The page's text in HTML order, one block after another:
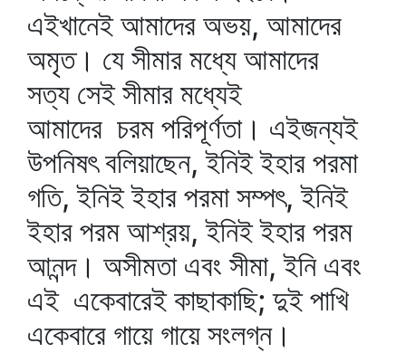
এইখানেই আমাদের অভয়, আমাদের
অমৃত। যে সীমার মধ্যে আমাদের
সত্য সেই সীমার মধ্যেই
আমাদের চরম পরিপূর্ণতা। এইজন্যই
উপনিষৎ বলিয়াছেন, ইনিই ইহার পরমা
গতি, ইনিই ইহার পরমা সম্পৎ, ইনিই
ইহার পরম আশ্রয়, ইনিই ইহার পরম
আনন্দ। অসীমতা এবং সীমা, ইনি এবং
এই একেবারেই কাছাকাছি; দুই পাখি
একেবারে গায়ে গায়ে সংলগ্ন।